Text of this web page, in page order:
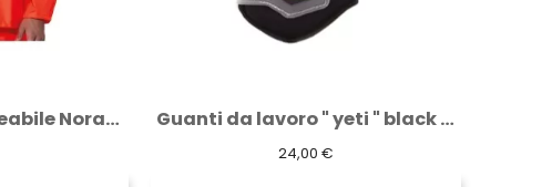
Completo impermeabile Norain alta... Guanti da lavoro " yeti " black carbon
24,00 €